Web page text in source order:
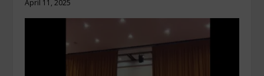
April 11, 2025